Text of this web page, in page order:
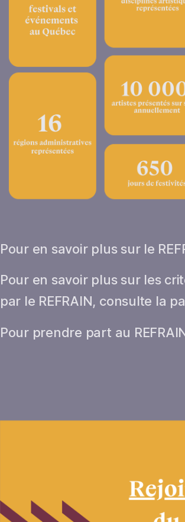
Pour en savoir plus sur le
Pour en savoir plus sur les
par le REFRAIN, consulte la
Pour prendre part au